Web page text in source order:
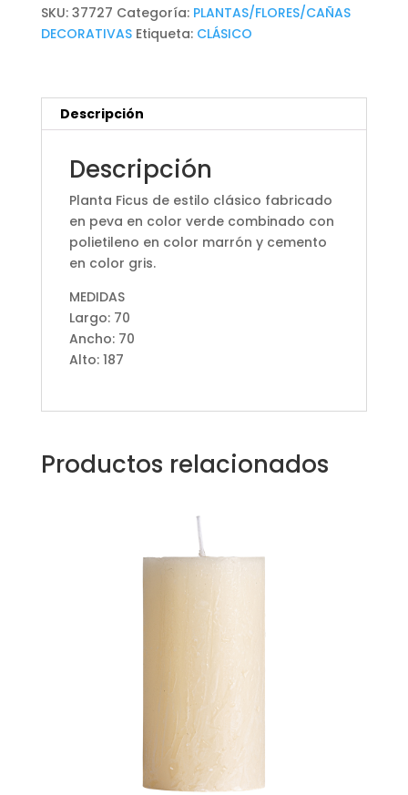
SKU: 37727 Categoría: PLANTAS/FLORES/CAÑAS
DECORATIVAS Etiqueta: CLÁSICO
Descripción
Descripción
Planta Ficus de estilo clásico fabricado
en peva en color verde combinado con
polietileno en color marrón y cemento
en color gris.
MEDIDAS
Largo: 70
Ancho: 70
Alto: 187
Productos relacionados